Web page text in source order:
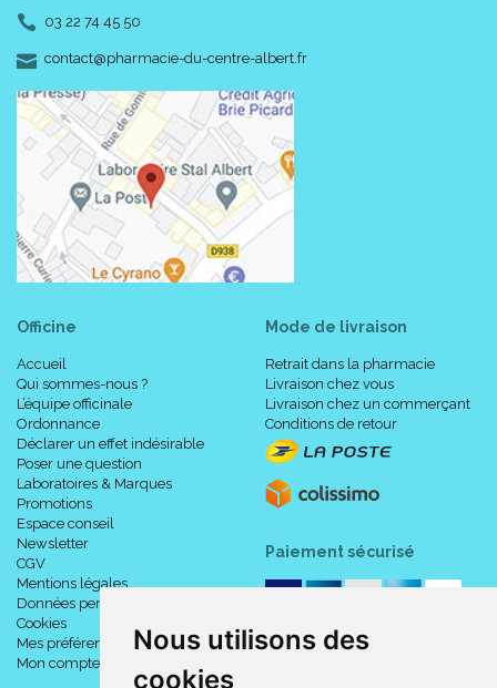
Nous utilisons des
cookies
03 22 74 45 50
contact-
@-
pharmacie-du-centre-albert.fr
Officine
Accueil
Qui sommes-nous ?
L’équipe officinale
Ordonnance
Déclarer un effet indésirable
Poser une question
Laboratoires & Marques
Promotions
Espace conseil
Newsletter
CGV
Mentions légales
Données personnelles
Cookies
Mes préférences Cookies
Mon compte
Mode de livraison
Retrait dans la pharmacie
Livraison chez vous
Livraison chez un commerçant
Conditions de retour
Paiement sécurisé